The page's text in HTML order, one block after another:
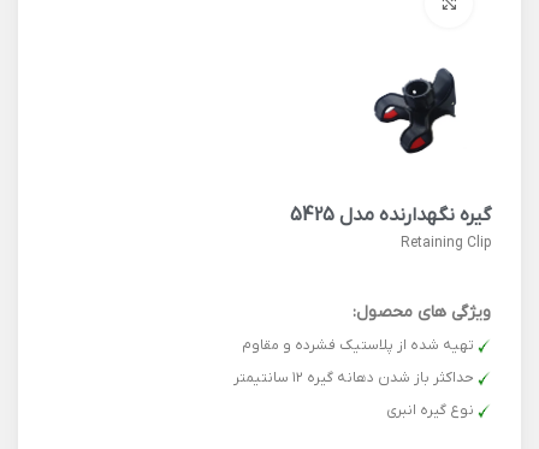
گیره نگهدارنده مدل 5425
Retaining Clip
ویژگی های محصول:
تهیه شده از پلاستیک فشرده و مقاوم
حداکثر باز شدن دهانه گیره ۱۲ سانتیمتر
نوع گیره انبری